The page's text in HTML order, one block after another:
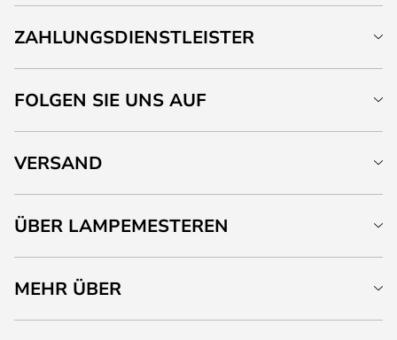
ZAHLUNGSDIENSTLEISTER
FOLGEN SIE UNS AUF
VERSAND
ÜBER LAMPEMESTEREN
MEHR ÜBER